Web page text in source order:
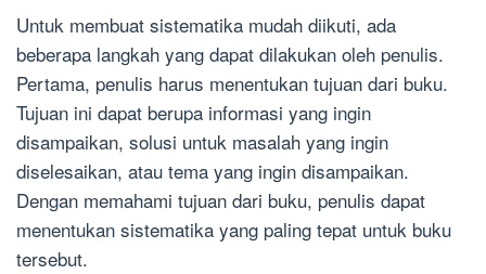
Untuk membuat sistematika mudah diikuti, ada
beberapa langkah yang dapat dilakukan oleh penulis.
Pertama, penulis harus menentukan tujuan dari buku.
Tujuan ini dapat berupa informasi yang ingin
disampaikan, solusi untuk masalah yang ingin
diselesaikan, atau tema yang ingin disampaikan.
Dengan memahami tujuan dari buku, penulis dapat
menentukan sistematika yang paling tepat untuk buku
tersebut.